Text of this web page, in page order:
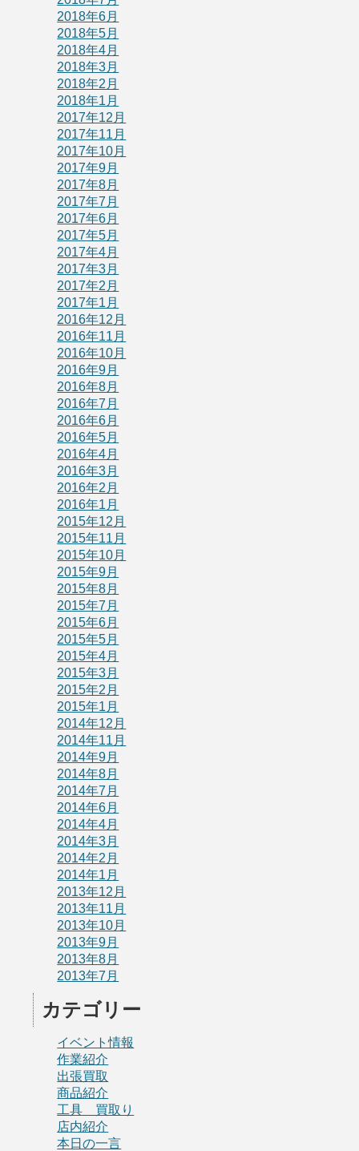
2018年6月
2018年5月
2018年4月
2018年3月
2018年2月
2018年1月
2017年12月
2017年11月
2017年10月
2017年9月
2017年8月
2017年7月
2017年6月
2017年5月
2017年4月
2017年3月
2017年2月
2017年1月
2016年12月
2016年11月
2016年10月
2016年9月
2016年8月
2016年7月
2016年6月
2016年5月
2016年4月
2016年3月
2016年2月
2016年1月
2015年12月
2015年11月
2015年10月
2015年9月
2015年8月
2015年7月
2015年6月
2015年5月
2015年4月
2015年3月
2015年2月
2015年1月
2014年12月
2014年11月
2014年9月
2014年8月
2014年7月
2014年6月
2014年4月
2014年3月
2014年2月
2014年1月
2013年12月
2013年11月
2013年10月
2013年9月
2013年8月
2013年7月
カテゴリー
イベント情報
作業紹介
出張買取
商品紹介
工具 買取り
店内紹介
本日の一言